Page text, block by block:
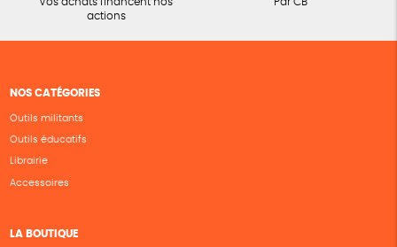
actions
NOS CATÉGORIES
Outils militants
Outils éducatifs
Librairie
Accessoires
LA BOUTIQUE